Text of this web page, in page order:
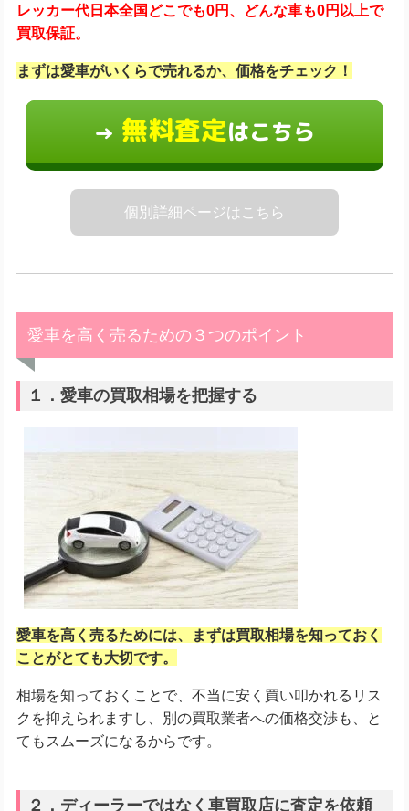
レッカー代日本全国どこでも0円、どんな車も0円以上で
買取保証。
まずは愛車がいくらで売れるか、価格をチェック！
→ 無料査定はこちら
個別詳細ページはこちら
愛車を高く売るための３つのポイント
１．愛車の買取相場を把握する
愛車を高く売るためには、まずは買取相場を知っておく
ことがとても大切です。
相場を知っておくことで、不当に安く買い叩かれるリス
クを抑えられますし、別の買取業者への価格交渉も、と
てもスムーズになるからです。
２．ディーラーではなく車買取店に査定を依頼